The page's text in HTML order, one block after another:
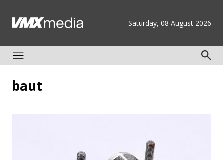
Saturday, 08 August 2026
baut